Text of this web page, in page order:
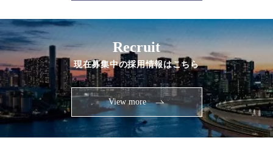
Recruit
現在募集中の採用情報はこちら
View more